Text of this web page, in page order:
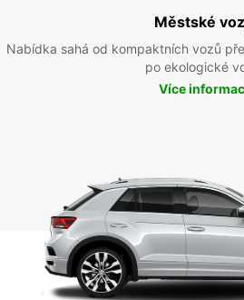
Městské
Nabídka sahá od kompaktních vozů
po ekologické
Více